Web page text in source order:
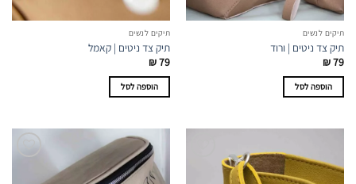
תיקים לנשים
תיק צד ניטים | ורוד
₪79
הוספה לסל
תיקים לנשים
תיק צד ניטים | קאמל
₪79
הוספה לסל